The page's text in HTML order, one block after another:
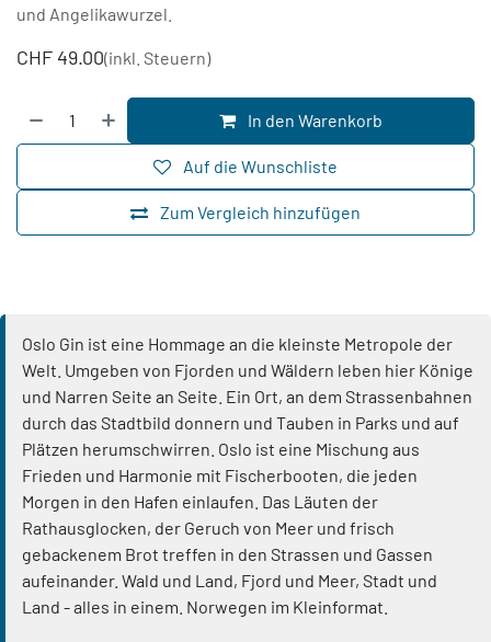
und Angelikawurzel.
CHF 49.00(inkl. Steuern)
In den Warenkorb
Zum Vergleich hinzufügen
Auf die Wunschliste
Oslo Gin ist eine Hommage an die kleinste Metropole der
Welt. Umgeben von Fjorden und Wäldern leben hier Könige
und Narren Seite an Seite. Ein Ort, an dem Strassenbahnen
durch das Stadtbild donnern und Tauben in Parks und auf
Plätzen herumschwirren. Oslo ist eine Mischung aus
Frieden und Harmonie mit Fischerbooten, die jeden
Morgen in den Hafen einlaufen. Das Läuten der
Rathausglocken, der Geruch von Meer und frisch
gebackenem Brot treffen in den Strassen und Gassen
aufeinander. Wald und Land, Fjord und Meer, Stadt und
Land - alles in einem. Norwegen im Kleinformat.